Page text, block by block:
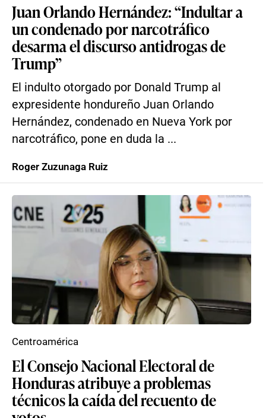
Juan Orlando Hernández: “Indultar a
un condenado por narcotráfico
desarma el discurso antidrogas de
Trump”
El indulto otorgado por Donald Trump al
expresidente hondureño Juan Orlando
Hernández, condenado en Nueva York por
narcotráfico, pone en duda la ...
Roger Zuzunaga Ruiz
El Consejo Nacional Electoral de
Honduras atribuye a problemas
técnicos la caída del recuento de
Centroamérica